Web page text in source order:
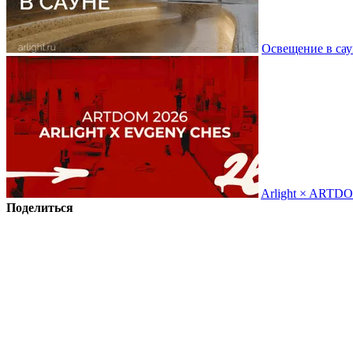
Освещение в
Arlight ×
Поделиться